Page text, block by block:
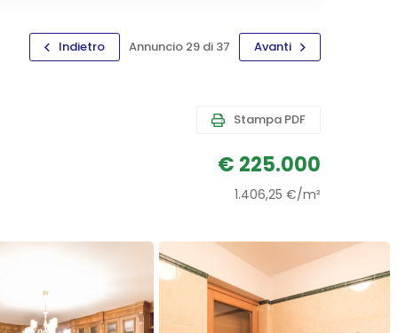
Indietro Annuncio 29 di 37 Avanti
Stampa PDF
€ 225.000
1.406,25 €/m²